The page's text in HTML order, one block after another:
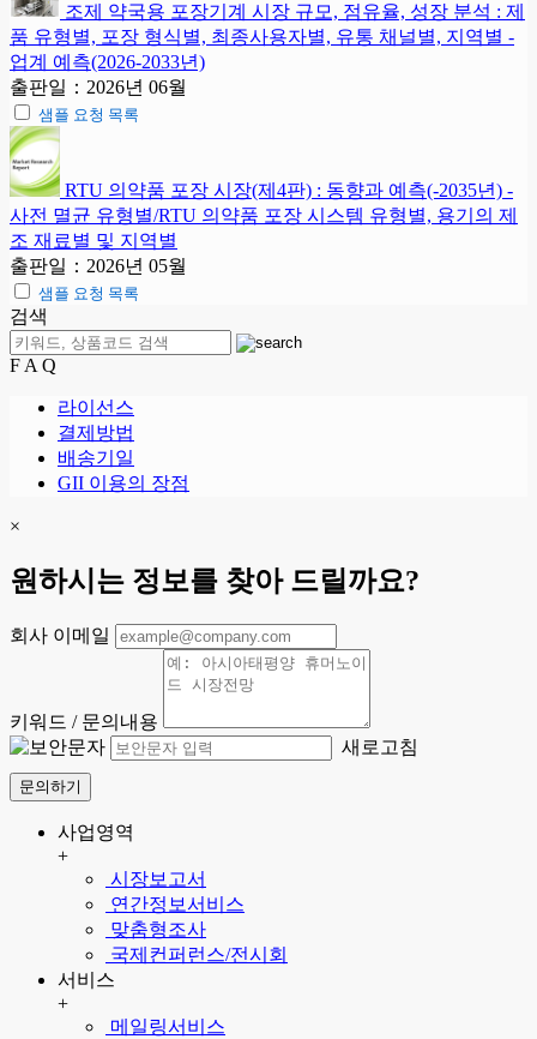
조제 약국용 포장기계 시장 규모, 점유율, 성장 분석 : 제
품 유형별, 포장 형식별, 최종사용자별, 유통 채널별, 지역별 -
업계 예측(2026-2033년)
출판일：2026년 06월
샘플 요청 목록
RTU 의약품 포장 시장(제4판) : 동향과 예측(-2035년) -
사전 멸균 유형별/RTU 의약품 포장 시스템 유형별, 용기의 제
조 재료별 및 지역별
출판일：2026년 05월
샘플 요청 목록
검색
F A Q
라이선스
결제방법
배송기일
GII 이용의 장점
×
원하시는 정보를 찾아 드릴까요?
회사 이메일
키워드 / 문의내용
새로고침
문의하기
사업영역
+
시장보고서
연간정보서비스
맞춤형조사
국제컨퍼런스/전시회
서비스
+
메일링서비스